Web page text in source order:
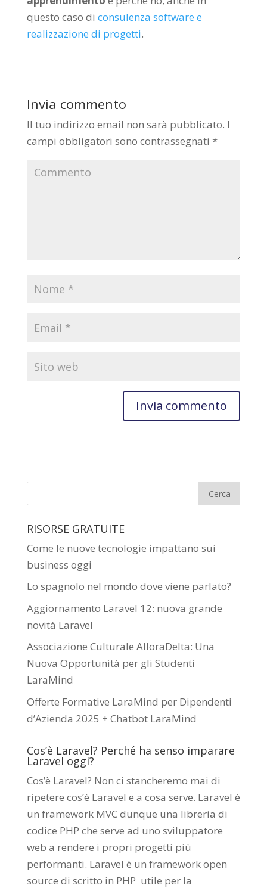
questo caso di consulenza software e
realizzazione di progetti.
Invia commento
Il tuo indirizzo email non sarà pubblicato. I
campi obbligatori sono contrassegnati *
RISORSE GRATUITE
Come le nuove tecnologie impattano sui
business oggi
Lo spagnolo nel mondo dove viene parlato?
Aggiornamento Laravel 12: nuova grande
novità Laravel
Associazione Culturale AlloraDelta: Una
Nuova Opportunità per gli Studenti
LaraMind
Offerte Formative LaraMind per Dipendenti
d’Azienda 2025 + Chatbot LaraMind
Cos’è Laravel? Perché ha senso imparare
Laravel oggi?
Cos’è Laravel? Non ci stancheremo mai di
ripetere cos’è Laravel e a cosa serve. Laravel è
un framework MVC dunque una libreria di
codice PHP che serve ad uno sviluppatore
web a rendere i propri progetti più
performanti. Laravel è un framework open
source di scritto in PHP utile per la